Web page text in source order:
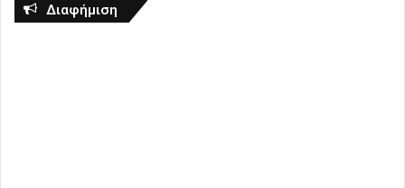
Διαφήμιση